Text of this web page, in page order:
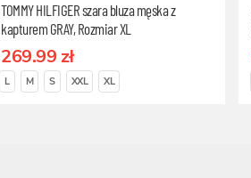
TOMMY HILFIGER szara bluza męska z
kapturem GRAY, Rozmiar XL
269.99 zł
L M S XXL XL